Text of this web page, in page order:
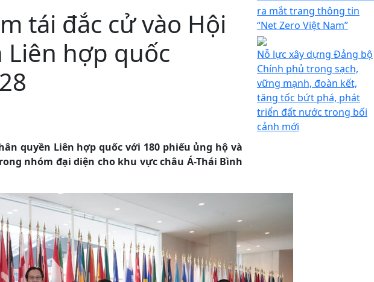
tái đắc cử vào Hội
hợp quốc
quyền Liên hợp quốc với 180 phiếu ủng hộ và
nhóm đại diện cho khu vực châu Á-Thái Bình
ra mắt trang thông tin
“Net Zero Việt Nam”
Nỗ lực xây dựng Đảng bộ
Chính phủ trong sạch,
vững mạnh, đoàn kết,
tăng tốc bứt phá, phát
triển đất nước trong bối
cảnh mới